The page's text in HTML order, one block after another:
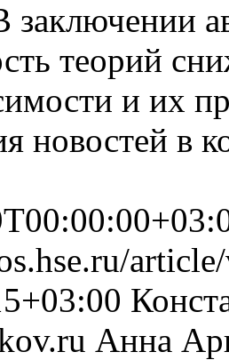
заключении
теорий
и их
новостей в
Анна